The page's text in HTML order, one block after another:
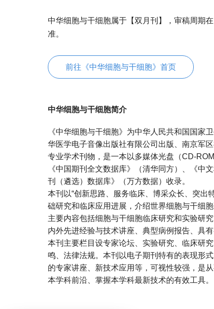
中华细胞与干细胞属于【双月刊】，审稿周期
准。
前往《中华细胞与干细胞》首页
中华细胞与干细胞简介
《中华细胞与干细胞》为中华人民共和国国家
华医学电子音像出版社有限公司出版、南京军
专业学术刊物，是一本以多媒体光盘（CD-
《中国期刊全文数据库》（清华同方）、《中
刊（遴选）数据库》（万方数据）收录。
本刊以“创新思路、服务临床、博采众长、突出
础研究和临床应用进展，介绍世界细胞与干细
主要内容包括细胞与干细胞临床研究和实验研
内外先进经验与技术讲座、典型病例报告、具
本刊主要栏目设专家论坛、实验研究、临床研
鸣、法律法规。本刊以电子期刊特有的表现形
的专家讲座、新技术应用等，可视性较强，是
本学科前沿、掌握本学科最新技术的有效工具。